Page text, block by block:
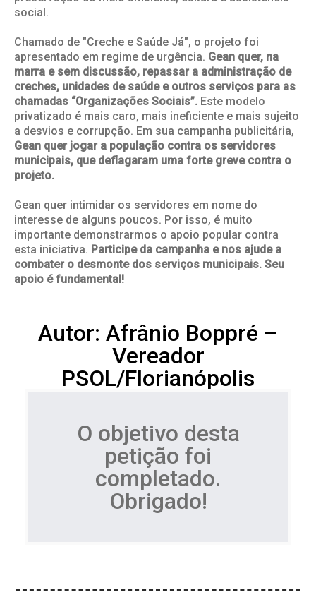
social.
Chamado de "Creche e Saúde Já", o projeto foi
apresentado em regime de urgência. Gean quer, na
marra e sem discussão, repassar a administração de
creches, unidades de saúde e outros serviços para as
chamadas “Organizações Sociais”. Este modelo
privatizado é mais caro, mais ineficiente e mais sujeito
a desvios e corrupção. Em sua campanha publicitária,
Gean quer jogar a população contra os servidores
municipais, que deflagaram uma forte greve contra o
projeto.
Gean quer intimidar os servidores em nome do
interesse de alguns poucos. Por isso, é muito
importante demonstrarmos o apoio popular contra
esta iniciativa. Participe da campanha e nos ajude a
combater o desmonte dos serviços municipais. Seu
apoio é fundamental!
Autor: Afrânio Boppré –
Vereador
PSOL/Florianópolis
O objetivo desta
petição foi
completado.
Obrigado!